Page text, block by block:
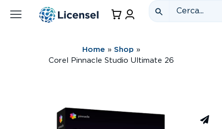
Home » Shop »
Corel Pinnacle Studio Ultimate 26